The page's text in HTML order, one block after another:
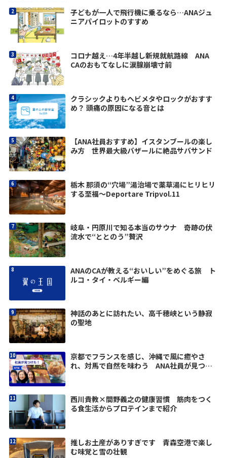
子どもが一人で飛行機に乗るなら…ANAジュ
ニアパイロットのすすめ
コロナ越え…4年半越し新規就航路線 ANA
CAのおもてなしに涙腺崩壊寸前
クラシックよりもヘビメタやロックがおすす
め？ 頭痛の原因になる音とは
【ANA社員おすすめ】イスタンブールの楽し
み方 世界最大級バザールに絶品サバサンド
栃木 那須の“穴場”湯治場で薬草湯にヒリヒリ
する至福〜Deportare Tripvol.11
岐阜・円原川で知る本当のサウナ 奇跡の伏
流水で“ととのう”贅沢
ANAのCAが教える“おいしい”をめぐる旅 ト
ルコ・タイ・ベルギー編
神話のあとに訪れたい、高千穂峡という静寂
の聖地
京都でフランスを感じ、沖縄で風に癒やさ
れ、対馬で自然を味わう ANA社員が見つけ
西川貴教×間野義之の健康習慣 筋肉をつく
る食生活からプロテインまで紹介
推しお土産がありすぎです 青森空港で楽し
む味覚と雪の壮観